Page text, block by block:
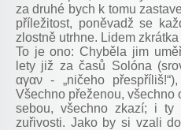
za druhé bych k tomu
příležitost, poněvadž se
zlostně utrhne. Lidem
To je ono: Chyběla jim
lety již za časů Solóna
αγαν - „ničeho
Všechno přeženou, všechno
sebou, všechno zkazí; i ty
zuřivosti. Jako by si vzali